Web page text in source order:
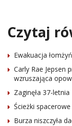
Czytaj
Ewakuacja
Carly Rae Jepsen
wzruszająca
Zaginęła 37-
Ścieżki
Burza niszczyła